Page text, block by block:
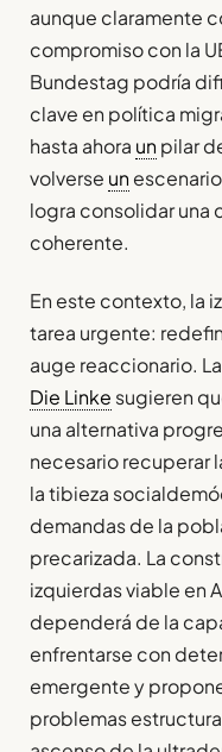
aunque claramente
compromiso con la
Bundestag podría
clave en política
hasta ahora un pilar
volverse un
logra consolidar una
coherente.
En este contexto, la
tarea urgente:
auge reaccionario.
Die Linke sugieren
una alternativa
necesario recuperar
la tibieza
demandas de la
precarizada. La
izquierdas viable en
dependerá de la
enfrentarse con
emergente y
problemas